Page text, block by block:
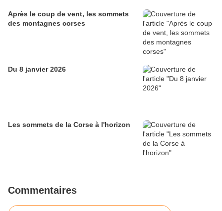
Après le coup de vent, les sommets
des montagnes corses
Du 8 janvier 2026
Les sommets de la Corse à l'horizon
Commentaires